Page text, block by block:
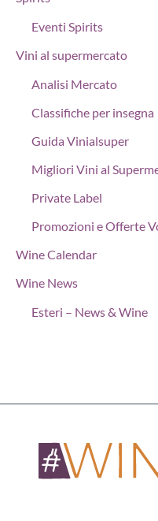
Eventi Spirits
Vini al supermercato
Analisi Mercato
Classifiche per insegna
Guida Vinialsuper
Migliori Vini al
Private Label
Promozioni e Offerte
Wine Calendar
Wine News
Esteri – News & Wine